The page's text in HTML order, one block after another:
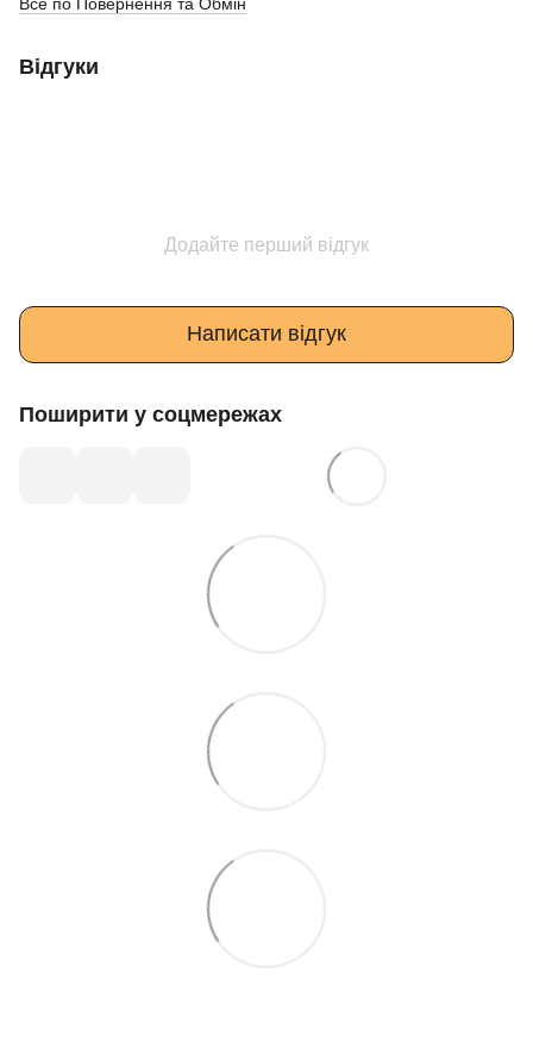
Відгуки
Додайте перший відгук
Написати відгук
Поширити у соцмережах